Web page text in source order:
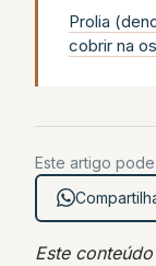
Prolia
cobrir na
Este artigo
Este